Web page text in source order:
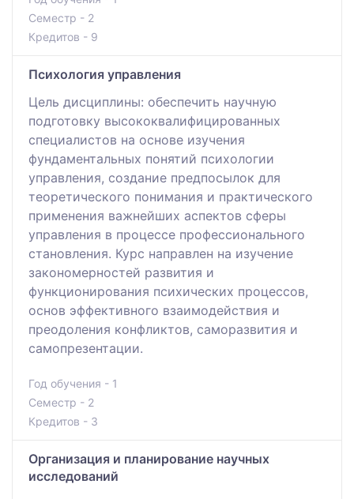
Семестр - 2
Кредитов - 9
Психология управления
Цель дисциплины: обеспечить научную
подготовку высококвалифицированных
специалистов на основе изучения
фундаментальных понятий психологии
управления, создание предпосылок для
теоретического понимания и практического
применения важнейших аспектов сферы
управления в процессе профессионального
становления. Курс направлен на изучение
закономерностей развития и
функционирования психических процессов,
основ эффективного взаимодействия и
преодоления конфликтов, саморазвития и
самопрезентации.
Год обучения - 1
Семестр - 2
Кредитов - 3
Организация и планирование научных
исследований